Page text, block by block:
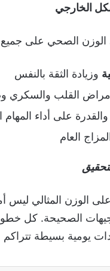
الخارجي
الصحي على جميع
وزيادة الثقة بالنفس
القلب والسكري
والقدرة على أداء المهام
العام
الوزن المثالي
الصحيحة. كل
بعادات يومية بسيطة